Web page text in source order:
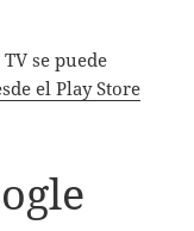
se puede
el Play Store